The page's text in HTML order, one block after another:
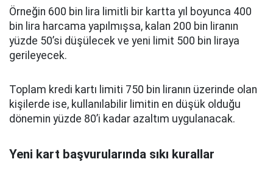
Örneğin 600 bin lira limitli bir kartta yıl boyunca 400
bin lira harcama yapılmışsa, kalan 200 bin liranın
yüzde 50’si düşülecek ve yeni limit 500 bin liraya
gerileyecek.
Toplam kredi kartı limiti 750 bin liranın üzerinde olan
kişilerde ise, kullanılabilir limitin en düşük olduğu
dönemin yüzde 80’i kadar azaltım uygulanacak.
Yeni kart başvurularında sıkı kurallar